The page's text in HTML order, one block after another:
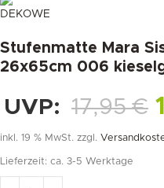
Stufenmatte Mara
26x65cm 006
UVP: 17,95€
inkl. 19 % MwSt. zzgl.
Lieferzeit: ca. 3-5 Werktage